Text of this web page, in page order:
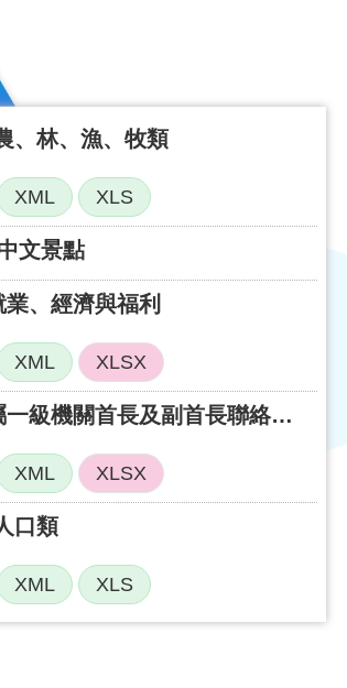
、林、漁、牧類
XML XLS
文景點
、經濟與福利
XML XLSX
雲林縣政府及所屬一級機關首長及副首長聯絡電話清單
XML XLSX
口類
XML XLS